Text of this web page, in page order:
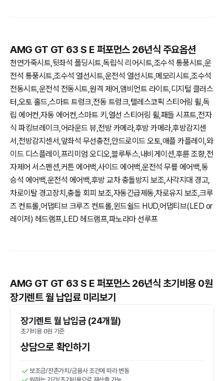
AMG GT GT 63 S E 퍼포먼스 26년식 주요옵션
천연가죽시트,뒷좌석 폴딩시트,독립식 리어시트,조수석 통풍시트,운
전석 통풍시트,조수석 열선시트,운전석 열선시트,메모리시트,조수석
전동시트,운전석 전동시트,원격 제어,앰비언트 라이트,디지털 클러스
터,오토 홀드,스마트 트렁크,전동 트렁크,텔레스코픽 스티어링 휠,독
립 에어컨,자동 에어컨,스마트 키,열선 스티어링 휠,패들 시프트,전자
식 파킹브레이크,어라운드 뷰,전방 카메라,후방 카메라,후방감지센
서,전방감지센서,앞좌석 무선충전,안드로이드 오토,애플 카플레이,와
이드 디스플레이,프리미엄 오디오,블루투스,내비게이션,후륜 조향,전
자제어 서스펜션,커튼 에어백,사이드 에어백,운전석 무릎 에어백,동
승석 에어백,운전석 에어백,후방 교차 충돌방지 보조,사각지대 경고,
차로이탈 경고장치,충돌 회피 보조,자동긴급제동,차로유지 보조,크루
즈 컨트롤,어댑티브 크루즈 컨트롤,윈드쉴드 HUD,어댑티브(LED or
레이저) 헤드램프,LED 헤드램프,파노라마 선루프
AMG GT GT 63 S E 퍼포먼스 26년식 초기비용 0원
장기렌트 월 납입료 미리보기
장기렌트 월 납입금 (24개월)
초기비용 0원 기준
상담으로 확인하기
보조금/잔존가치/금융사 조건에 따라 변동